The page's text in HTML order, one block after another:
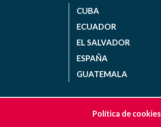
CUBA
ECUADOR
EL SALVADOR
ESPAÑA
GUATEMALA
Política de cookies